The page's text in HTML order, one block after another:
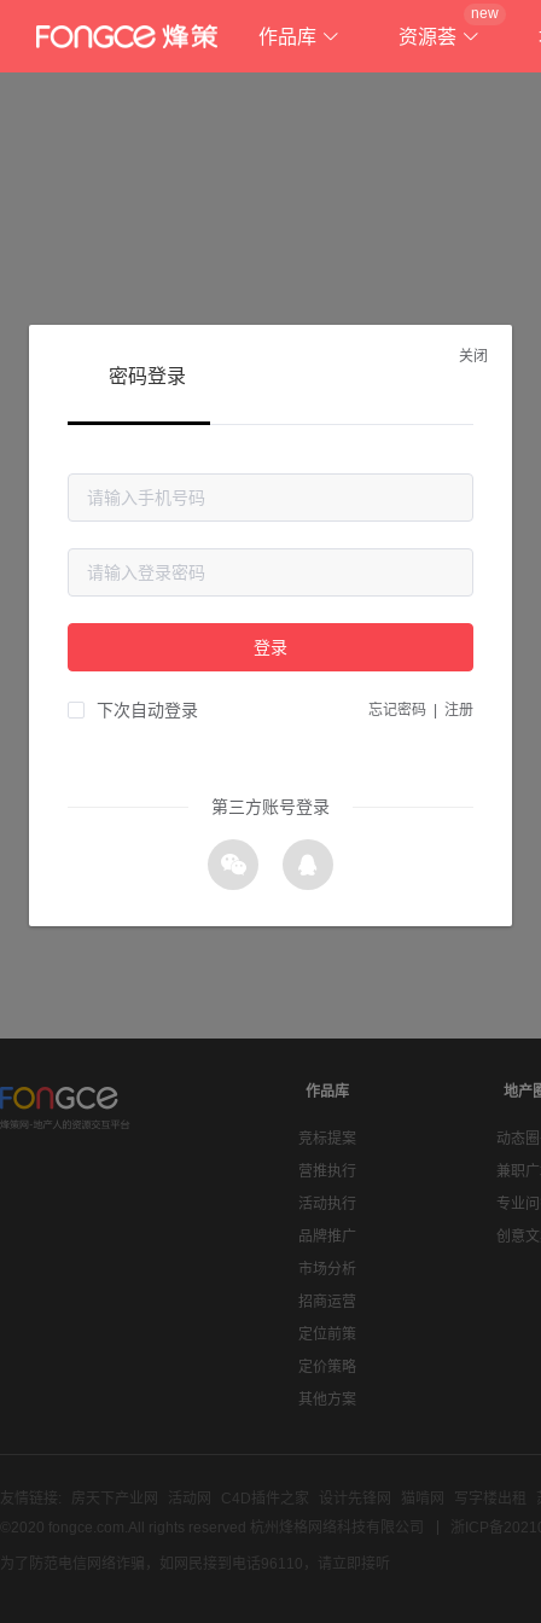
作品库 资源荟
new
抱歉!
请检查您输入的网址是否正确，或点击下面的按钮返回首页。
作品库
竞标提案
营推执行
活动执行
品牌推广
市场分析
招商运营
定位前策
定价策略
其他方案
地产
动态
兼职
专业
创意
友情链接: 房天下产业网 活动网 C4D插件之家 设计先锋网 猫啃网 写字楼出租
©2020 fongce.com.All rights reserved 杭州烽格网络科技有限公司
浙ICP备
为了防范电信网络诈骗，如网民接到电话96110，请立即接听
关闭
密码登录
登录
下次自动登录 忘记密码 注册
第三方账号登录